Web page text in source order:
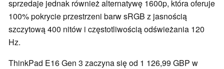
sprzedaje jednak również alternatywę 1600p, która oferuje
100% pokrycie przestrzeni barw sRGB z jasnością
szczytową 400 nitów i częstotliwością odświeżania 120
Hz.
ThinkPad E16 Gen 3 zaczyna się od 1 126,99 GBP w